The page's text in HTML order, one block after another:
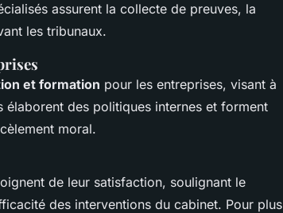
assurent la collecte de preuves, la
les tribunaux.
et formation pour les entreprises, visant à
élaborent des politiques internes et forment
moral.
de leur satisfaction, soulignant le
des interventions du cabinet. Pour plus